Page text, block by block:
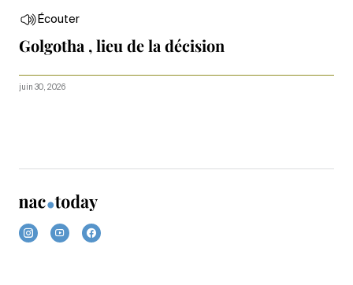
Écouter
Golgotha , lieu de la décision
juin 30, 2026